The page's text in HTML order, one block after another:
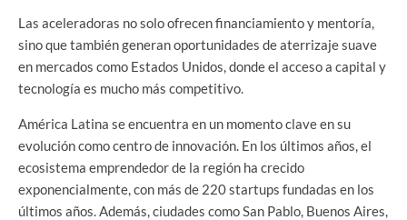
Las aceleradoras no solo ofrecen financiamiento y mentoría,
sino que también generan oportunidades de aterrizaje suave
en mercados como Estados Unidos, donde el acceso a capital y
tecnología es mucho más competitivo.
América Latina se encuentra en un momento clave en su
evolución como centro de innovación. En los últimos años, el
ecosistema emprendedor de la región ha crecido
exponencialmente, con más de 220 startups fundadas en los
últimos años. Además, ciudades como San Pablo, Buenos Aires,